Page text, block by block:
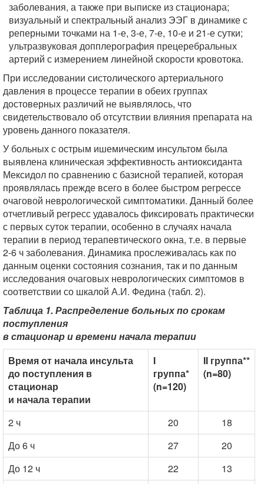
заболевания, а также при выписке из стационара;
визуальный и спектральный анализ ЭЭГ в динамике с
реперными точками на 1-е, 3-е, 7-е, 10-е и 21-е сутки;
ультразвуковая допплерография прецеребральных
артерий с измерением линейной скорости кровотока.
При исследовании систолического артериального
давления в процессе терапии в обеих группах
достоверных различий не выявлялось, что
свидетельствовало об отсутствии влияния препарата на
уровень данного показателя.
У больных с острым ишемическим инсультом была
выявлена клиническая эффективность антиоксиданта
Мексидол по сравнению с базисной терапией, которая
проявлялась прежде всего в более быстром регрессе
очаговой неврологической симптоматики. Данный более
отчетливый регресс удавалось фиксировать практически
с первых суток терапии, особенно в случаях начала
терапии в период терапевтического окна, т.е. в первые
2-6 ч заболевания. Динамика прослеживалась как по
данным оценки состояния сознания, так и по данным
исследования очаговых неврологических симптомов в
соответствии со шкалой А.И. Федина (табл. 2).
Таблица 1. Распределение больных по срокам
поступления
в стационар и времени начала терапии
Время от начала инсульта
до поступления в
стационар
и начала терапии
I
группа*
(n=120)
II группа**
(n=80)
2 ч 20
18
До 6 ч
27
20
До 12 ч
22
13